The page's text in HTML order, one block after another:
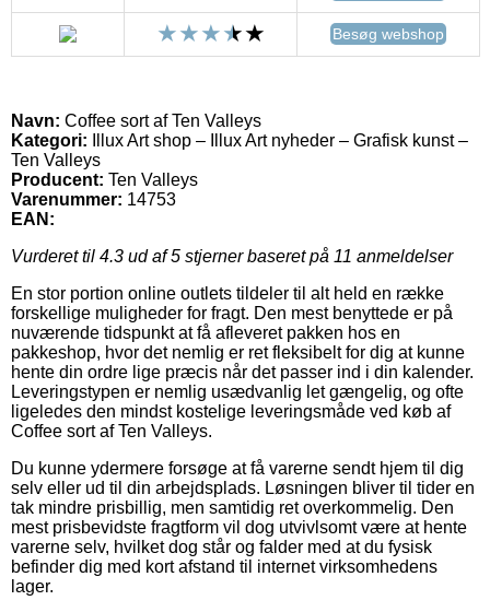
Besøg webshop
Navn: Coffee sort af Ten Valleys
Kategori: Illux Art shop – Illux Art nyheder – Grafisk kunst –
Ten Valleys
Producent: Ten Valleys
Varenummer: 14753
EAN:
Vurderet til 4.3 ud af 5 stjerner baseret på 11 anmeldelser
En stor portion online outlets tildeler til alt held en række
forskellige muligheder for fragt. Den mest benyttede er på
nuværende tidspunkt at få afleveret pakken hos en
pakkeshop, hvor det nemlig er ret fleksibelt for dig at kunne
hente din ordre lige præcis når det passer ind i din kalender.
Leveringstypen er nemlig usædvanlig let gængelig, og ofte
ligeledes den mindst kostelige leveringsmåde ved køb af
Coffee sort af Ten Valleys.
Du kunne ydermere forsøge at få varerne sendt hjem til dig
selv eller ud til din arbejdsplads. Løsningen bliver til tider en
tak mindre prisbillig, men samtidig ret overkommelig. Den
mest prisbevidste fragtform vil dog utvivlsomt være at hente
varerne selv, hvilket dog står og falder med at du fysisk
befinder dig med kort afstand til internet virksomhedens
lager.